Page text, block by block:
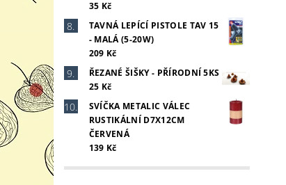
35 Kč
TAVNÁ LEPÍCÍ PISTOLE TAV 15
- MALÁ (5-20W)
209 Kč
ŘEZANÉ ŠIŠKY - PŘÍRODNÍ 5KS
25 Kč
SVÍČKA METALIC VÁLEC
RUSTIKÁLNÍ D7X12CM
ČERVENÁ
139 Kč